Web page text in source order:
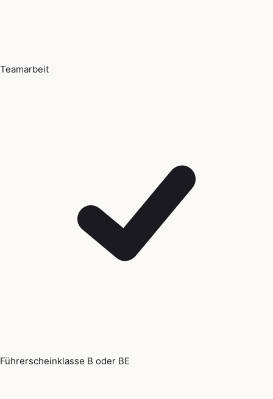
Teamarbeit
Führerscheinklasse B oder BE